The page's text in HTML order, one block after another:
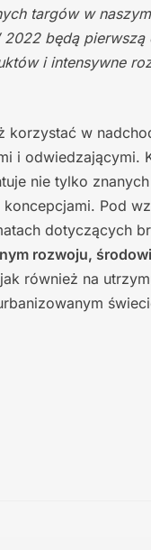
targów w
2022 będą
i intensywne
korzystać w
i odwiedzającymi.
nie tylko
Pod
dotyczących
rozwoju,
również na